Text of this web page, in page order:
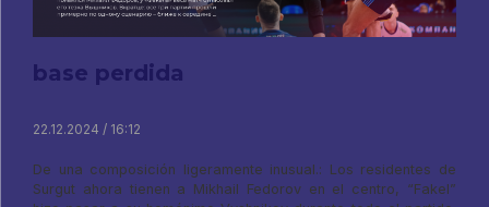
base perdida
22.12.2024 / 16:12
De una composición ligeramente inusual.: Los residentes de
Surgut ahora tienen a Mikhail Fedorov en el centro, “Fakel”